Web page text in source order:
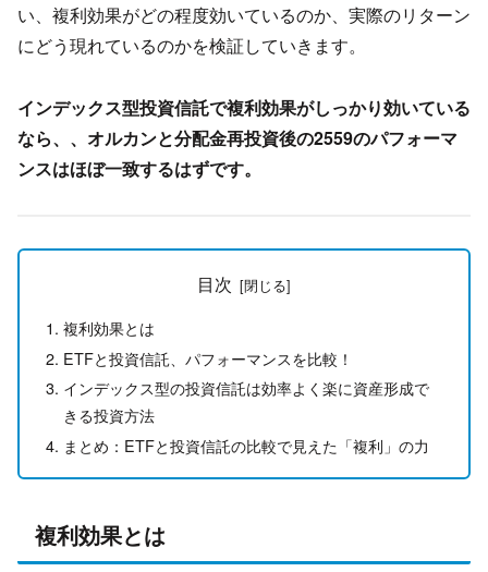
い、複利効果がどの程度効いているのか、実際のリターン
にどう現れているのかを検証していきます。
インデックス型投資信託で複利効果がしっかり効いている
なら、、オルカンと分配金再投資後の2559のパフォーマ
ンスはほぼ一致するはずです。
目次
複利効果とは
ETFと投資信託、パフォーマンスを比較！
インデックス型の投資信託は効率よく楽に資産形成で
きる投資方法
まとめ：ETFと投資信託の比較で見えた「複利」の力
複利効果とは